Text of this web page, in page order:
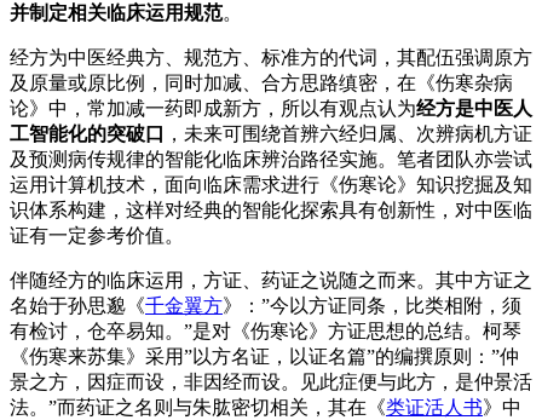
并制定相关临床运用规范。
经方为中医经典方、规范方、标准方的代词，其配伍强调原方
及原量或原比例，同时加减、合方思路缜密，在《伤寒杂病
论》中，常加减一药即成新方，所以有观点认为经方是中医人
工智能化的突破口
，未来可围绕首辨六经归属、次辨病机方证
及预测病传规律的智能化临床辨治路径实施。笔者团队亦尝试
运用计算机技术，面向临床需求进行《伤寒论》知识挖掘及知
识体系构建，这样对经典的智能化探索具有创新性，对中医临
证有一定参考价值。
伴随经方的临床运用，方证、药证之说随之而来。其中方证之
名始于孙思邈《千金翼方》：”今以方证同条，比类相附，须
有检讨，仓卒易知。”是对《伤寒论》方证思想的总结。柯琴
《伤寒来苏集》采用”以方名证，以证名篇”的编撰原则：”仲
景之方，因症而设，非因经而设。见此症便与此方，是仲景活
法。”而药证之名则与朱肱密切相关，其在《类证活人书》中